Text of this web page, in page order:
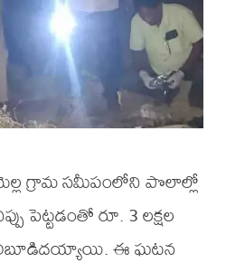
గ్రామ సమీపంలోని పొలాల్లో
పెట్టడంతో రూ. 3 లక్షల
ఈ ఘటన